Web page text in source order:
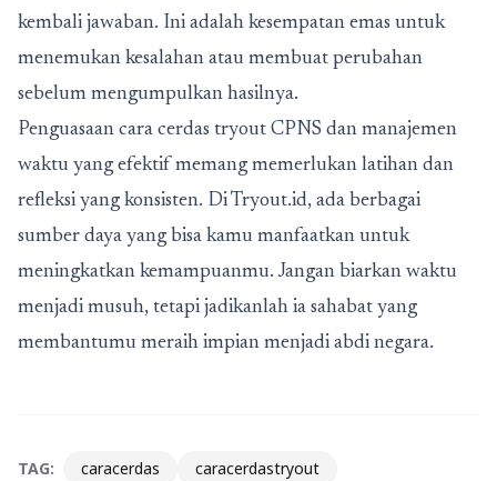
kembali jawaban. Ini adalah kesempatan emas untuk
menemukan kesalahan atau membuat perubahan
sebelum mengumpulkan hasilnya.
Penguasaan cara cerdas tryout CPNS dan manajemen
waktu yang efektif memang memerlukan latihan dan
refleksi yang konsisten. Di Tryout.id, ada berbagai
sumber daya yang bisa kamu manfaatkan untuk
meningkatkan kemampuanmu. Jangan biarkan waktu
menjadi musuh, tetapi jadikanlah ia sahabat yang
membantumu meraih impian menjadi abdi negara.
TAG: caracerdas
caracerdastryout